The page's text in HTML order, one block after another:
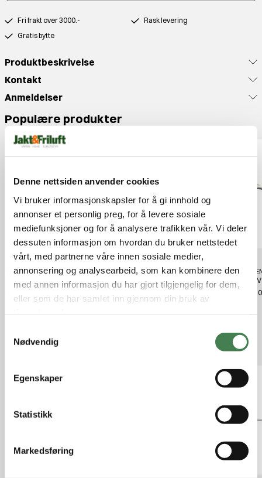
Denne nettsiden anvender cookies
Vi bruker informasjonskapsler for å gi innhold og
annonser et personlig preg, for å levere sosiale
mediefunksjoner og for å analysere trafikken vår. Vi deler
dessuten informasjon om hvordan du bruker nettstedet
vårt, med partnerne våre innen sosiale medier,
annonsering og analysearbeid, som kan kombinere den
med annen informasjon du har gjort tilgjengelig for dem,
eller som de har samlet inn gjennom din bruk av
Nødvendig
Egenskaper
Statistikk
Markedsføring
Fri frakt over 3000.-
Rask levering
Gratis bytte
Produktbeskrivelse
Kontakt
Anmeldelser
Populære produkter
REMEN ATOMSILDA 20G
SORT/SØLV
REMEN MØRESILD 18G
GULL/RØD
SØ/SV
kr
Relaterte produkter